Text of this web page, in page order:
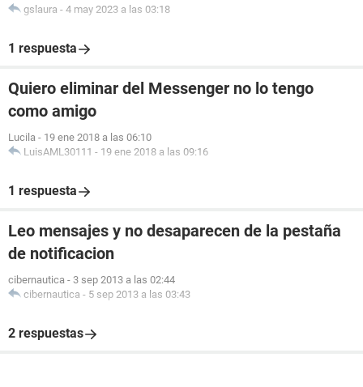
gslaura - 4 may 2023 a las 03:18
1 respuesta
Quiero eliminar del Messenger no lo tengo
como amigo
Lucila - 19 ene 2018 a las 06:10
LuisAML30111 - 19 ene 2018 a las 09:16
1 respuesta
Leo mensajes y no desaparecen de la pestaña
de notificacion
cibernautica - 3 sep 2013 a las 02:44
cibernautica - 5 sep 2013 a las 03:43
2 respuestas